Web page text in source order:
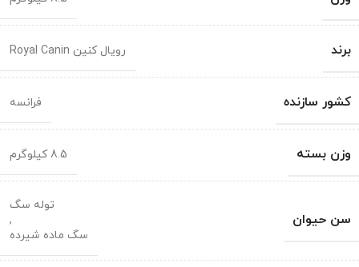
برند رویال کنین Royal Canin
کشور سازنده فرانسه
وزن بسته 8.5 کیلوگرم
سن حیوان
توله سگ
,
سگ ماده شیرده